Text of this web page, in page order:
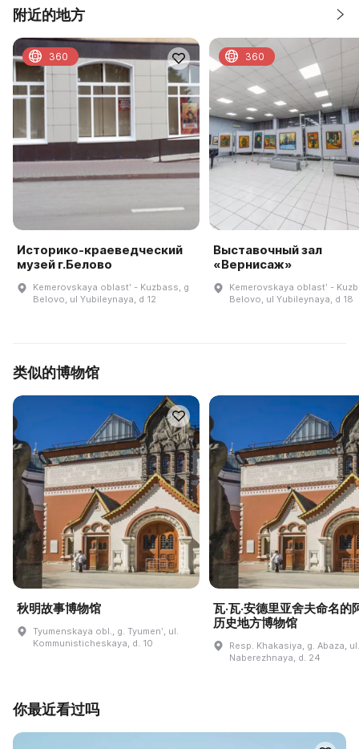
附近的地方
Историко-краеведческий
музей г.Белово
Kemerovskaya oblastʹ - Kuzbass, g
Belovo, ul Yubileynaya, d 12
360
Выставочный зал
«Вернисаж»
Kemerovskaya oblastʹ -
Belovo, ul Yubileynaya, d 18
360
类似的博物馆
秋明故事博物馆
Tyumenskaya obl., g. Tyumenʹ, ul.
Kommunisticheskaya, d. 10
瓦·瓦·安德里亚舍夫命名的
历史地方博物馆
Resp. Khakasiya, g. Abaza, ul.
Naberezhnaya, d. 24
你最近看过吗